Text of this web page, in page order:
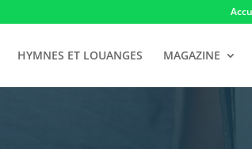
HYMNES ET LOUANGES MAGAZINE